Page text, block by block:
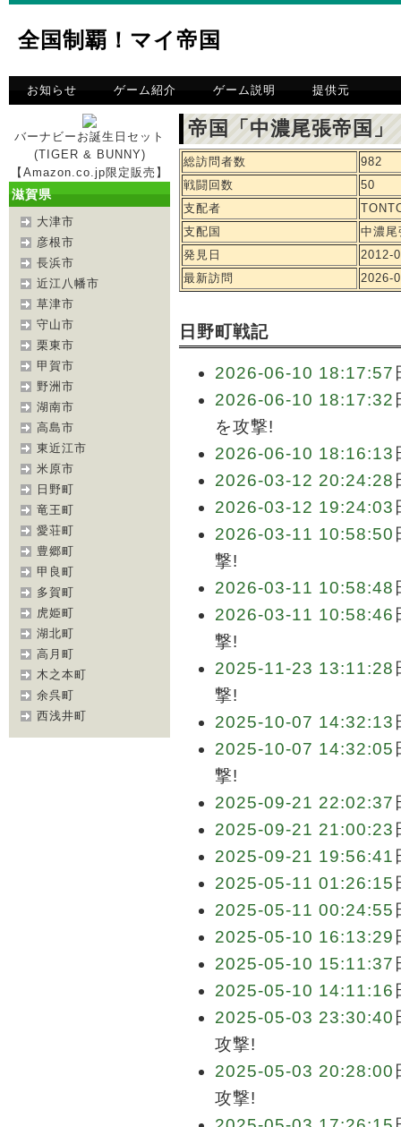
全国制覇！マイ帝国
お知らせ ゲーム紹介 ゲーム説明 提供元
バーナビーお誕生日セット
(TIGER & BUNNY)
【Amazon.co.jp限定販売】
滋賀県
大津市
彦根市
長浜市
近江八幡市
草津市
守山市
栗東市
甲賀市
野洲市
湖南市
高島市
東近江市
米原市
日野町
竜王町
愛荘町
豊郷町
甲良町
多賀町
虎姫町
湖北町
高月町
木之本町
余呉町
西浅井町
帝国「中濃尾張帝国
総訪問者数
982
戦闘回数
50
支配者
支配国
中濃
発見日
2012-
最新訪問
2026-
日野町戦記
2026-06-10 18:17:57
2026-06-10 18:17:32
を攻撃!
2026-06-10 18:16:13
2026-03-12 20:24:28
2026-03-12 19:24:03
2026-03-11 10:58:50
撃!
2026-03-11 10:58:48
2026-03-11 10:58:46
撃!
2025-11-23 13:11:28
撃!
2025-10-07 14:32:13
2025-10-07 14:32:05
撃!
2025-09-21 22:02:37
2025-09-21 21:00:23
2025-09-21 19:56:41
2025-05-11 01:26:15
2025-05-11 00:24:55
2025-05-10 16:13:29
2025-05-10 15:11:37
2025-05-10 14:11:16
2025-05-03 23:30:40
攻撃!
2025-05-03 20:28:00
攻撃!